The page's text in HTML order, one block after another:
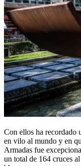
Con ellos ha recordado
en vilo al mundo y en
Armadas fue
un total de 164 cruces